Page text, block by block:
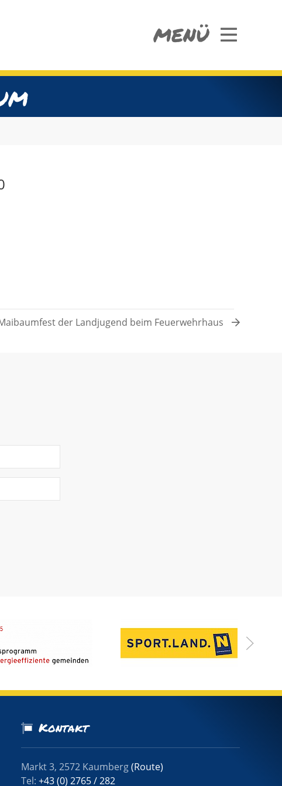
MENÜ
der Landjugend beim Feuerwehrhaus
Kontakt
Markt 3, 2572 Kaumberg(Route)
Tel:+43 (0) 2765 / 282